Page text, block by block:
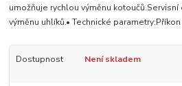
umožňuje rychlou výměnu
výměnu uhlíků.• Technické
Dostupnost Není skladem